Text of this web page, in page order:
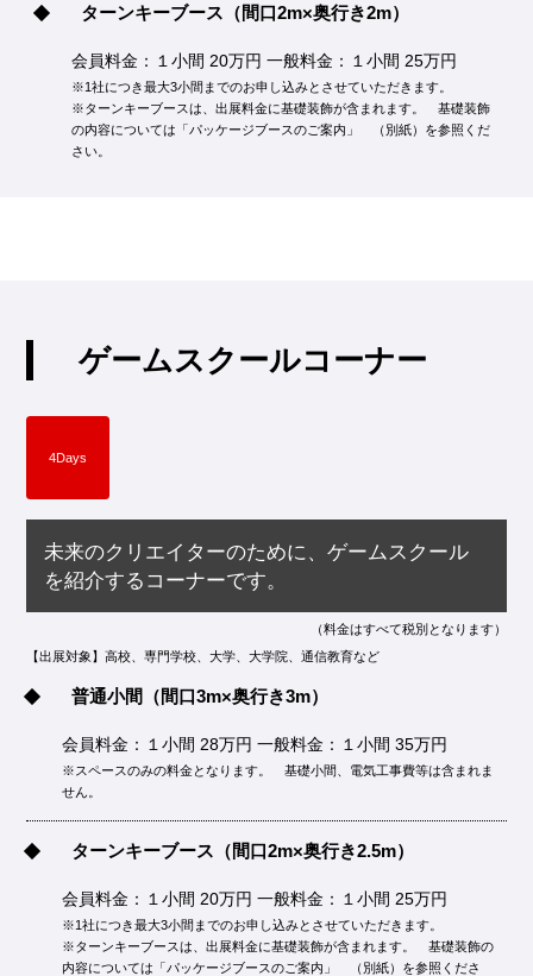
ターンキーブース （間口2m×奥行き2m）
会員料金：１小間 20万円 一般料金：１小間 25万円
※1社につき最大3小間までのお申し込みとさせていただきます。
※ターンキーブースは、出展料金に基礎装飾が含まれます。 基礎装飾
の内容については「パッケージブースのご案内」 （別紙）を参照くだ
さい。
ゲームスクールコーナー
4Days
未来のクリエイターのために、ゲームスクール
を紹介するコーナーです。
（料金はすべて税別となります）
【出展対象】高校、専門学校、大学、大学院、通信教育など
普通小間 （間口3m×奥行き3m）
会員料金：１小間 28万円 一般料金：１小間 35万円
※スペースのみの料金となります。 基礎小間、電気工事費等は含まれま
せん。
ターンキーブース （間口2m×奥行き2.5m）
会員料金：１小間 20万円 一般料金：１小間 25万円
※1社につき最大3小間までのお申し込みとさせていただきます。
※ターンキーブースは、出展料金に基礎装飾が含まれます。 基礎装飾の
内容については「パッケージブースのご案内」 （別紙）を参照くださ